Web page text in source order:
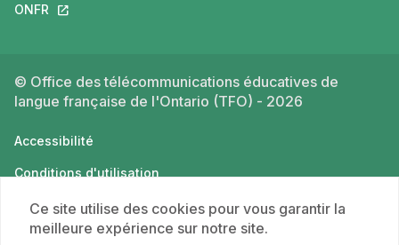
ONFR Ce lien s'ouvrira dans un nouvel onglet.
© Office des télécommunications éducatives de
langue française de l'Ontario (TFO) - 2026
Accessibilité
Conditions d'utilisation
Politique de confidentialité
Ce site utilise des cookies pour vous garantir la
meilleure expérience sur notre site.